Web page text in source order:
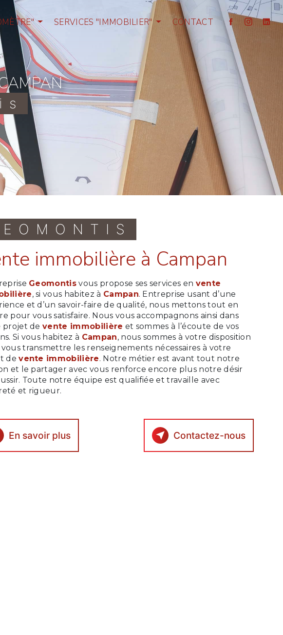
SERVICES "IMMOBILIER" CONTACT
GEOMONTIS
immobilière à Campan
Geomontis vous propose ses services en vente
, si vous habitez à Campan. Entreprise usant d’une
et d’un savoir-faire de qualité, nous mettons tout en
pour vous satisfaire. Nous vous accompagnons ainsi dans
projet devente immobilière et sommes à l’écoute de vos
Si vous habitez à Campan, nous sommes à votre disposition
transmettre les renseignements nécessaires à votre
devente immobilière. Notre métier est avant tout notre
et le partager avec vous renforce encore plus notre désir
Toute notre équipe est qualifiée et travaille avec
et rigueur.
En savoir plus Contactez-nous